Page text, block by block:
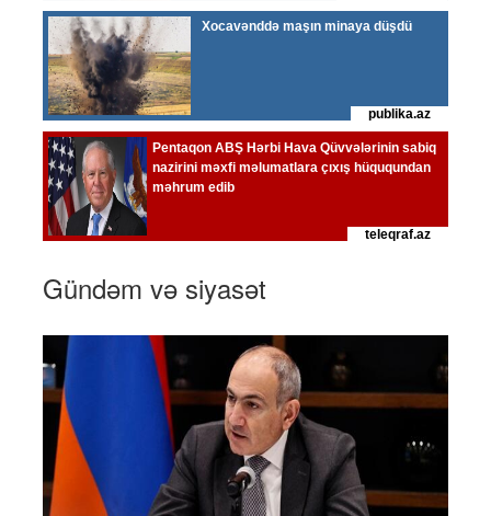
Gündəm və siyasət